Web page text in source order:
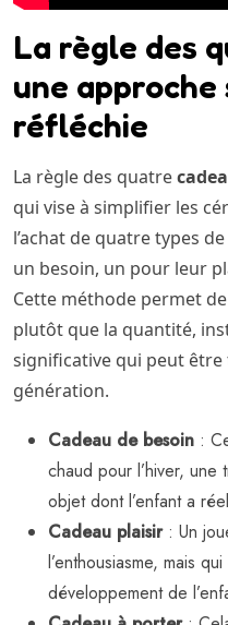
La règle des
une
réfléchie
La règle des quatre
qui vise à simplifier les
l’achat de quatre types de
un besoin, un pour leur
Cette méthode permet
plutôt que la quantité,
significative qui peut
génération.
Cadeau de besoin :
chaud pour l’hiver, une
objet dont l’enfant a
Cadeau plaisir: Un
l’enthousiasme, mais
développement de